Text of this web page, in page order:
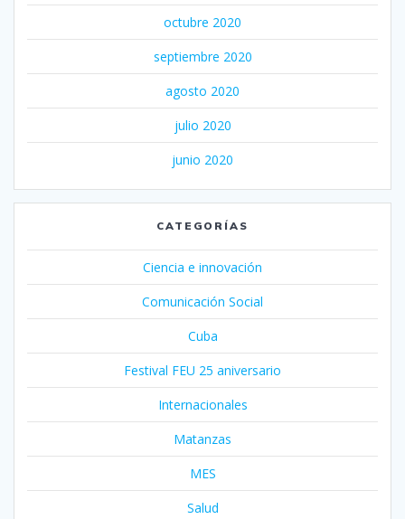
octubre 2020
septiembre 2020
agosto 2020
julio 2020
junio 2020
CATEGORÍAS
Ciencia e innovación
Comunicación Social
Cuba
Festival FEU 25 aniversario
Internacionales
Matanzas
MES
Salud